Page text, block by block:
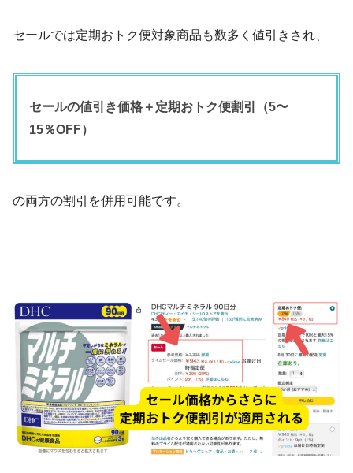
セールでは定期おトク便対象商品も数多く値引きされ、
セールの値引き価格＋定期おトク便割引（5〜
15％OFF）
の両方の割引を併用可能です。